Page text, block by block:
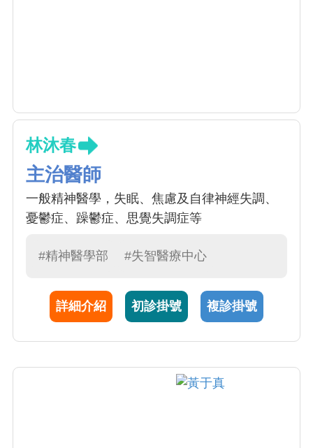
林沐春
主治醫師
一般精神醫學，失眠、焦慮及自律神經失調、
憂鬱症、躁鬱症、思覺失調症等
#精神醫學部 #失智醫療中心
詳細介紹 初診掛號 複診掛號